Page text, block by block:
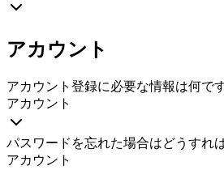
アカウント
アカウント登録に必要な情報は何で
アカウント
パスワードを忘れた場合はどうすれ
アカウント